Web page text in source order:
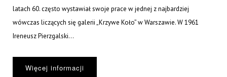
latach 60. często wystawiał swoje prace w jednej z najbardziej
wówczas liczących się galerii „Krzywe Koło” w Warszawie. W 1961
Ireneusz Pierzgalski...
Więcej informacji